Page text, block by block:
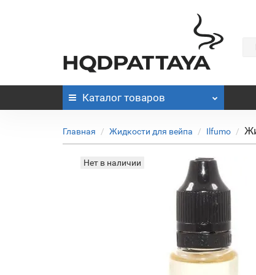
Каталог товаров
Главная Жидкости для вейпа Ilfumo
Нет в наличии